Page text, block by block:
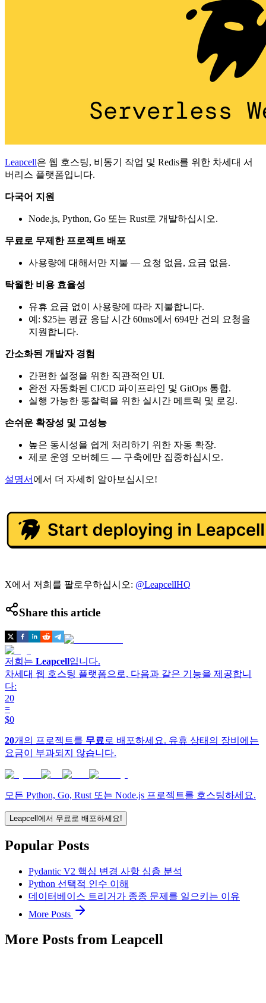
Leapcell은 웹 호스팅, 비동기 작업 및 Redis를 위한 차세대 서
버리스 플랫폼입니다.
다국어 지원
Node.js, Python, Go 또는 Rust로 개발하십시오.
무료로 무제한 프로젝트 배포
사용량에 대해서만 지불 — 요청 없음, 요금 없음.
탁월한 비용 효율성
유휴 요금 없이 사용량에 따라 지불합니다.
예: $25는 평균 응답 시간 60ms에서 694만 건의 요청을
지원합니다.
간소화된 개발자 경험
간편한 설정을 위한 직관적인 UI.
완전 자동화된 CI/CD 파이프라인 및 GitOps 통합.
실행 가능한 통찰력을 위한 실시간 메트릭 및 로깅.
손쉬운 확장성 및 고성능
높은 동시성을 쉽게 처리하기 위한 자동 확장.
제로 운영 오버헤드 — 구축에만 집중하십시오.
설명서 에서 더 자세히 알아보십시오!
X에서 저희를 팔로우하십시오: @LeapcellHQ
Share this article
저희는 Leapcell입니다.
차세대 웹 호스팅 플랫폼으로, 다음과 같은 기능을 제공합니
다:
20
=
$0
20개의 프로젝트를 무료 로 배포하세요. 유휴 상태의 장비에는
요금이 부과되지 않습니다.
모든 Python, Go, Rust 또는 Node.js 프로젝트를 호스팅하세요.
Leapcell에서 무료로 배포하세요!
Popular Posts
Pydantic V2 핵심 변경 사항 심층 분석
Python 선택적 인수 이해
데이터베이스 트리거가 종종 문제를 일으키는 이유
More Posts
More Posts from Leapcell